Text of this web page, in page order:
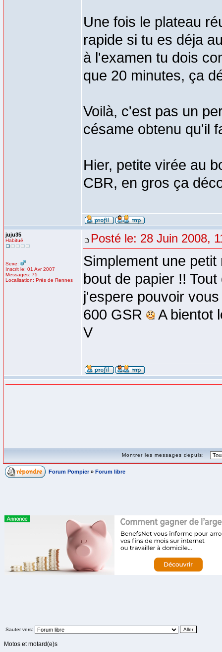
Une fois le plateau
rapide si tu es déja
à l'examen tu dois
que 20 minutes, ça
Voilà, c'est pas un
césame obtenu qu'il
Hier, petite virée au
CBR, en gros ça
juju35
Habitué
Sexe:
Inscrit le: 01 Avr 2007
Messages: 75
Localisation: Près de Rennes
Posté le: 28 Juin 2008,
Simplement une
bout de papier !!
j'espere pouvoir
600 GSR
A bientot
V
Montrer les messages depuis:
Forum Pompier » Forum libre
Sauter vers:
Motos et motard(e)s